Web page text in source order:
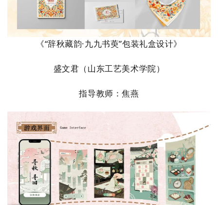
《“辞秋藏韵·九九书萸”包装礼盒设计》
盛文君 （山东工艺美术学院）
指导教师：焦燕